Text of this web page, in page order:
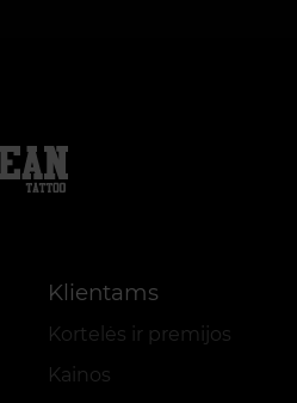
Klientams
Kortelės ir premijos
Kainos